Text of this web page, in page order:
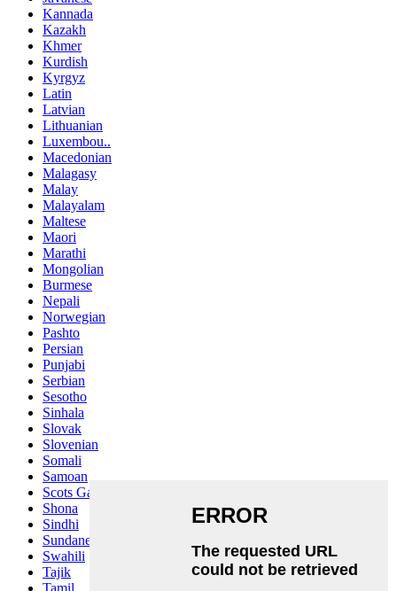
Kannada
Kazakh
Khmer
Kurdish
Kyrgyz
Latin
Latvian
Lithuanian
Luxembou..
Macedonian
Malagasy
Malay
Malayalam
Maltese
Maori
Marathi
Mongolian
Burmese
Nepali
Norwegian
Pashto
Persian
Punjabi
Serbian
Sesotho
Sinhala
Slovak
Slovenian
Somali
Samoan
Scots Gaelic
Shona
Sindhi
Sundanese
Swahili
Tajik
Tamil